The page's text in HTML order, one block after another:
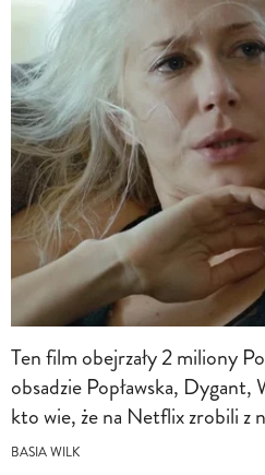
Ten film obejrzały 2 miliony
obsadzie Popławska, Dygant,
kto wie, że na Netflix zrobili z
BASIA WILK